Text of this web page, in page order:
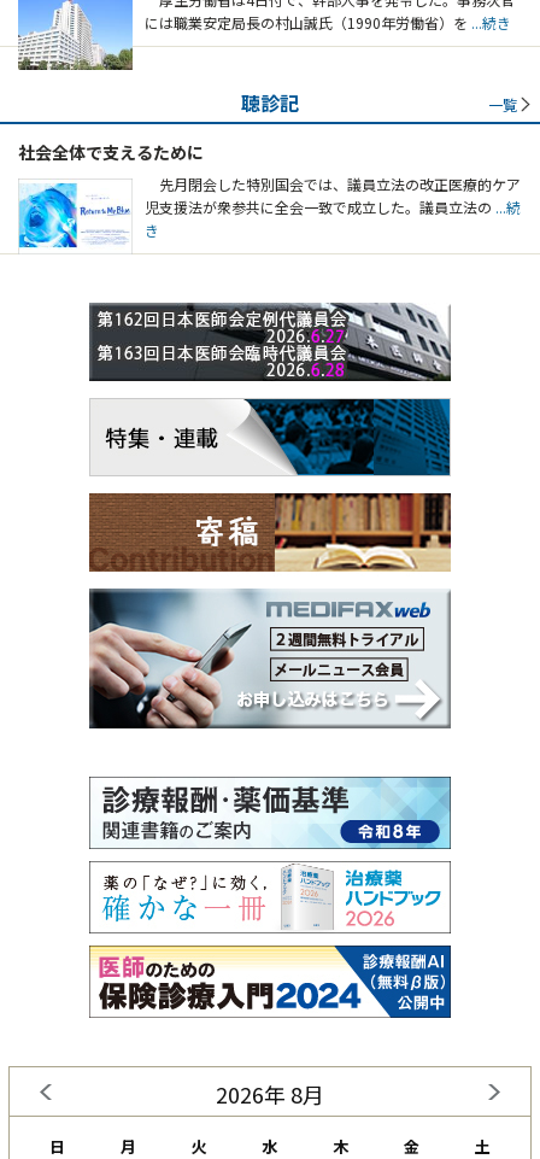
には職業安定局長の村山誠氏（1990年労働省）を ...続き
聴診記 一覧
社会全体で支えるために
先月閉会した特別国会では、議員立法の改正医療的ケア
児支援法が衆参共に全会一致で成立した。議員立法の ...続
き
2026年 8月
日 月 火 水 木 金 土